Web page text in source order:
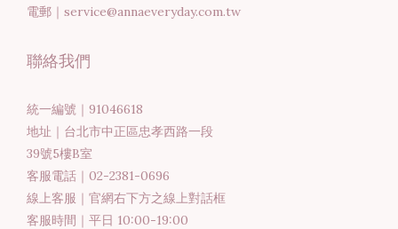
電郵｜service@annaeveryday.com.tw
聯絡我們
統一編號｜91046618
地址｜台北市中正區忠孝西路一段
39號5樓B室
客服電話｜02-2381-0696
線上客服｜官網右下方之線上對話框
客服時間｜平日 10:00-19:00